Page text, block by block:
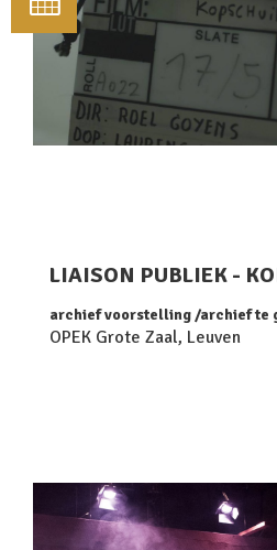
LIAISON PUBLIEK -
archief voorstelling archief te
OPEK Grote Zaal, Leuven